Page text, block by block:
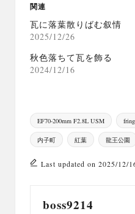
関連
瓦に落葉散りばむ叙情
2025/12/26
秋色落ちて瓦を飾る
2024/12/16
Tags:
EF70-200mm F2.8L USM
内子町 紅葉 龍王公園
Last updated on 2025/12/
boss9214